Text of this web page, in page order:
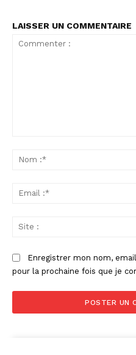
LAISSER UN COMMENTAIRE
Enregistrer mon nom,
pour la prochaine fois que je